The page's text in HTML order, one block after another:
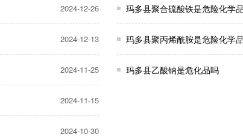
2024-12-26
2024-12-13
2024-11-25
2024-11-15
2024-10-30
玛多县聚合硫酸铁是危险化学
玛多县聚丙烯酰胺是危险化学
玛多县乙酸钠是危化品吗